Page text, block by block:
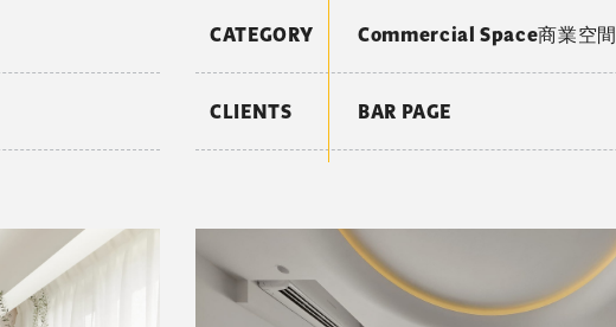
CATEGORY Commercial Space商業空間
CLIENTS BAR PAGE